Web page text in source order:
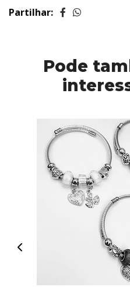
Partilhar:
Pode